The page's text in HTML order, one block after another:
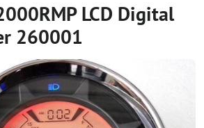
LCD Digital
260001